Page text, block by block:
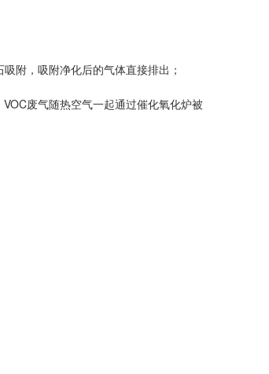
附，吸附净化后的气体直接排出；
废气随热空气一起通过催化氧化炉被